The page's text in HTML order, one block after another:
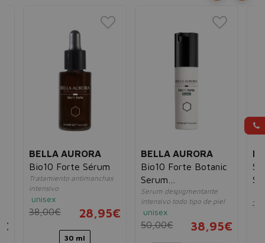
BELLA AURORA
Bio10 Forte Sérum
Tratamiento antimanchas
intensivo
unisex
38,00€ 28,95€
30 ml
BELLA AURORA
Bio10 Forte Botanic
Serum
Despigmentante
Intensivo
Serum despigmentante
intensivo todo tipo de piel
unisex
50,00€ 38,95€